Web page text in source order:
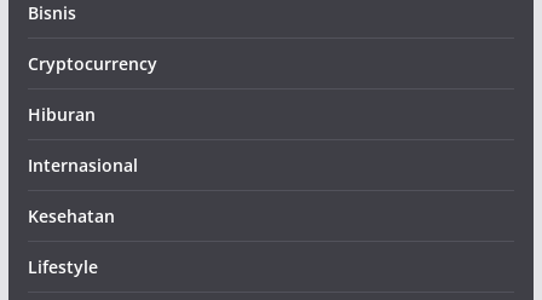
Bisnis
Cryptocurrency
Hiburan
Internasional
Kesehatan
Lifestyle